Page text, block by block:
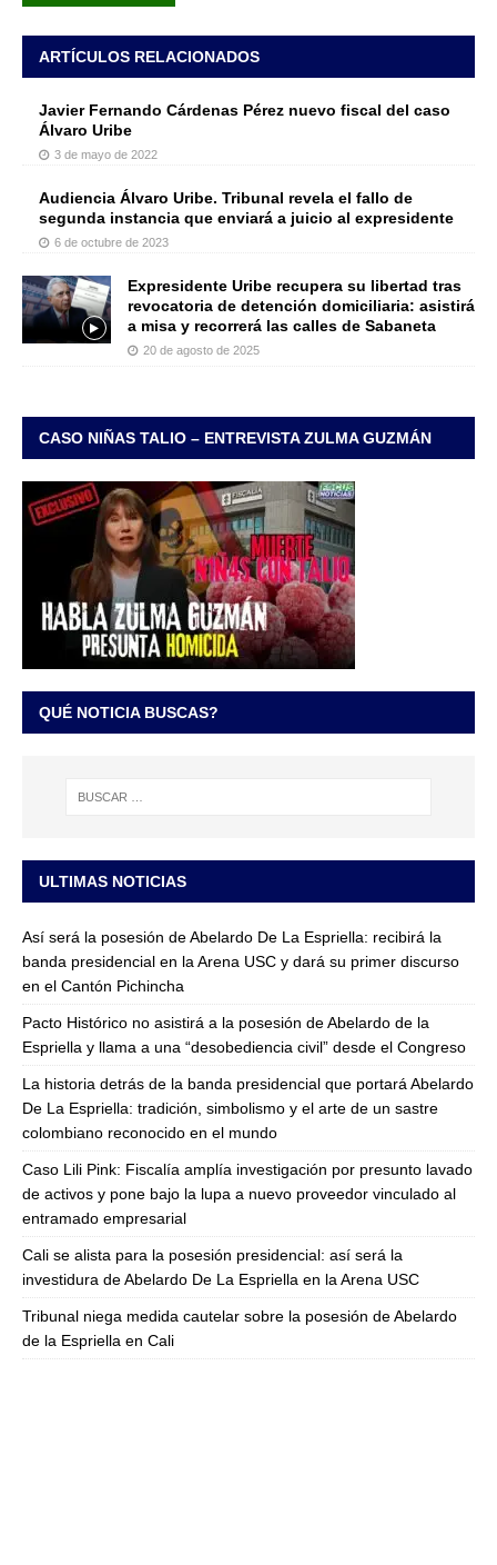
ARTÍCULOS RELACIONADOS
Javier Fernando Cárdenas Pérez nuevo fiscal del caso
Álvaro Uribe
3 de mayo de 2022
Audiencia Álvaro Uribe. Tribunal revela el fallo de
segunda instancia que enviará a juicio al expresidente
6 de octubre de 2023
Expresidente Uribe recupera su libertad tras
revocatoria de detención domiciliaria: asistirá
a misa y recorrerá las calles de Sabaneta
20 de agosto de 2025
CASO NIÑAS TALIO – ENTREVISTA ZULMA GUZMÁN
QUÉ NOTICIA BUSCAS?
ULTIMAS NOTICIAS
Así será la posesión de Abelardo De La Espriella: recibirá la
banda presidencial en la Arena USC y dará su primer discurso
en el Cantón Pichincha
Pacto Histórico no asistirá a la posesión de Abelardo de la
Espriella y llama a una “desobediencia civil” desde el Congreso
La historia detrás de la banda presidencial que portará Abelardo
De La Espriella: tradición, simbolismo y el arte de un sastre
colombiano reconocido en el mundo
Caso Lili Pink: Fiscalía amplía investigación por presunto lavado
de activos y pone bajo la lupa a nuevo proveedor vinculado al
entramado empresarial
Cali se alista para la posesión presidencial: así será la
investidura de Abelardo De La Espriella en la Arena USC
Tribunal niega medida cautelar sobre la posesión de Abelardo
de la Espriella en Cali